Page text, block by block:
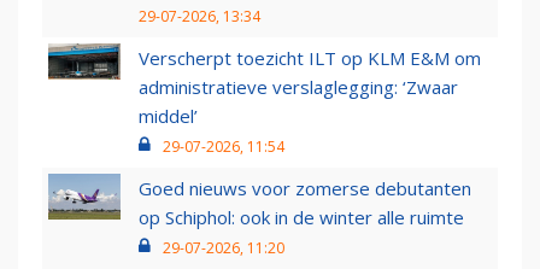
29-07-2026, 13:34
Verscherpt toezicht ILT op KLM E&M om
administratieve verslaglegging: ‘Zwaar
middel’
29-07-2026, 11:54
Goed nieuws voor zomerse debutanten
op Schiphol: ook in de winter alle ruimte
29-07-2026, 11:20